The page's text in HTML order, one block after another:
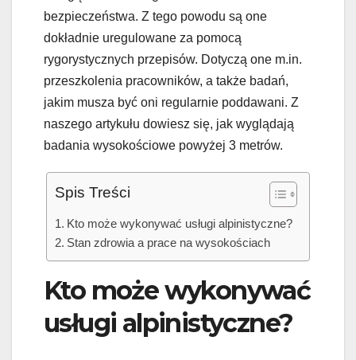
bezpieczeństwa. Z tego powodu są one
dokładnie uregulowane za pomocą
rygorystycznych przepisów. Dotyczą one m.in.
przeszkolenia pracowników, a także badań,
jakim musza być oni regularnie poddawani. Z
naszego artykułu dowiesz się, jak wyglądają
badania wysokościowe powyżej 3 metrów.
Spis Treści
Kto może wykonywać usługi alpinistyczne?
Stan zdrowia a prace na wysokościach
Kto może wykonywać
usługi alpinistyczne?